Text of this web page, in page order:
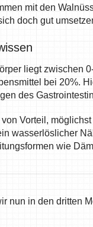
mit den
doch gut
liegt zwischen
bei 20%.
des
Vorteil,
wasserlöslicher
wie
nun in den dritten